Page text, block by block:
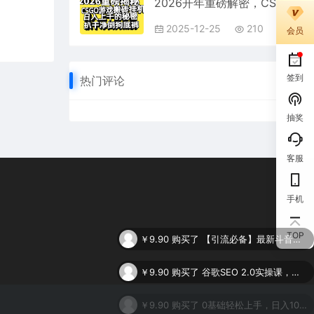
2026开年重磅解密，CSGO游戏搬砖挂机日入上千的秘密，把倒狗的底裤扒干净，毫无保留
2025-12-25 210
热门评论
会员
签到
抽奖
客服
手机
TOP
【引流必备】最新斗音全功能全自动引流脚本，解放双手自动引流精准粉